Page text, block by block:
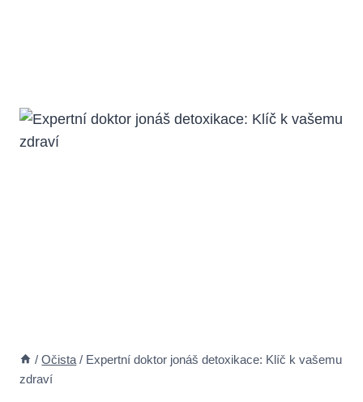
/ Očista / Expertní doktor jonáš detoxikace: Klíč k vašemu
zdraví